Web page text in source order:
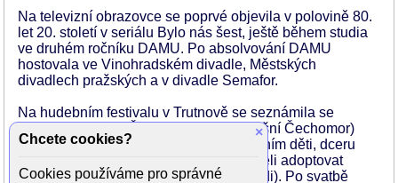
Na televizní obrazovce se poprvé objevila v polovině 80.
let 20. století v seriálu Bylo nás šest, ještě během studia
ve druhém ročníku DAMU. Po absolvování DAMU
hostovala ve Vinohradském divadle, Městských
divadlech pražských a v divadle Semafor.
Na hudebním festivalu v Trutnově se seznámila se
vedoucím kapely Českomoravská (dnešní Čechomor)
Jiřím Břenkem, kterého si vzala a má s ním děti, dceru
Aničku, syny Jana a Václava, navíc chtěli adoptovat
Luďka (toho nakonec adoptovali sousedi). Po svatbě
×
Chcete cookies?
Cookies používáme pro správné